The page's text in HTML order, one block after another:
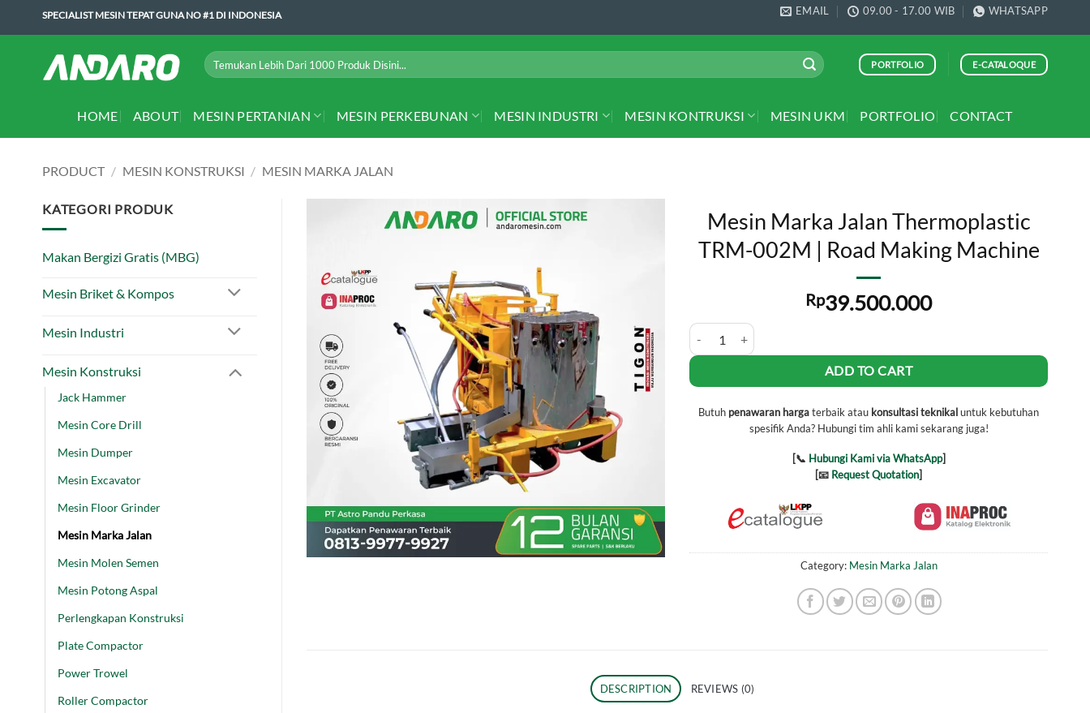
SPECIALIST MESIN TEPAT GUNA NO #1 DI INDONESIA EMAIL 09.00 - 17.00 WIB WHATSAPP
Search
for:
PORTFOLIO E-CATALOQUE
HOME ABOUT MESIN PERTANIAN MESIN PERKEBUNAN MESIN INDUSTRI MESIN KONTRUKSI MESIN UKM PORTFOLIO CONTACT
PRODUCT / MESIN KONSTRUKSI / MESIN MARKA JALAN
KATEGORI PRODUK
Makan Bergizi Gratis (MBG)
Mesin Briket & Kompos
Mesin Industri
Mesin Konstruksi
Jack Hammer
Mesin Core Drill
Mesin Dumper
Mesin Excavator
Mesin Floor Grinder
Mesin Marka Jalan
Mesin Molen Semen
Mesin Potong Aspal
Perlengkapan Konstruksi
Plate Compactor
Power Trowel
Roller Compactor
Mesin Marka Jalan Thermoplastic
TRM-002M | Road Making Machine
Rp39.500.000
Mesin Marka Jalan Thermoplastic TRM-002M | Road Making Machine quantity
ADD TO CART
Butuh penawaran hargaterbaik atau konsultasi teknikaluntuk kebutuhan
spesifik Anda? Hubungi tim ahli kami sekarang juga!
[📞 Hubungi Kami via WhatsApp]
[📧 Request Quotation]
Category: Mesin Marka Jalan
DESCRIPTION REVIEWS (0)